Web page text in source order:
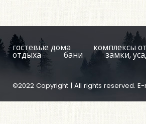
гостевые дома комплексы
отдыха бани замки,
©2022 Copyright | All rights reserved. E-